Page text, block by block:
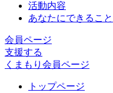
活動内容
あなたにできること
会員ページ
支援する
くまもり会員ページ
トップページ